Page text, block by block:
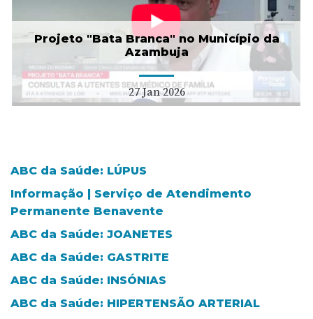
Projeto "Bata Branca" no Município da
Azambuja
27 Jan 2026
ABC da Saúde: LÚPUS
Informação | Serviço de Atendimento
Permanente Benavente
ABC da Saúde: JOANETES
ABC da Saúde: GASTRITE
ABC da Saúde: INSÓNIAS
ABC da Saúde: HIPERTENSÃO ARTERIAL